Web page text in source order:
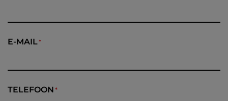
E-MAIL
TELEFOON